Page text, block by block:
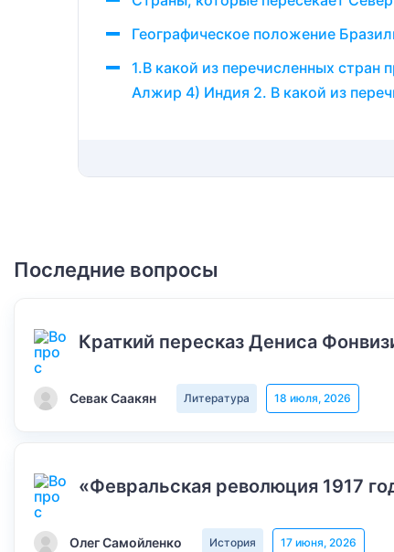
Географическое положение
1.В какой из перечисленных
Алжир 4) Индия 2. В какой из
Последние вопросы
Краткий пересказ Дениса
Севак Саакян Литература 18 июля, 2026
«Февральская революция 1917
Олег Самойленко История 17 июня, 2026